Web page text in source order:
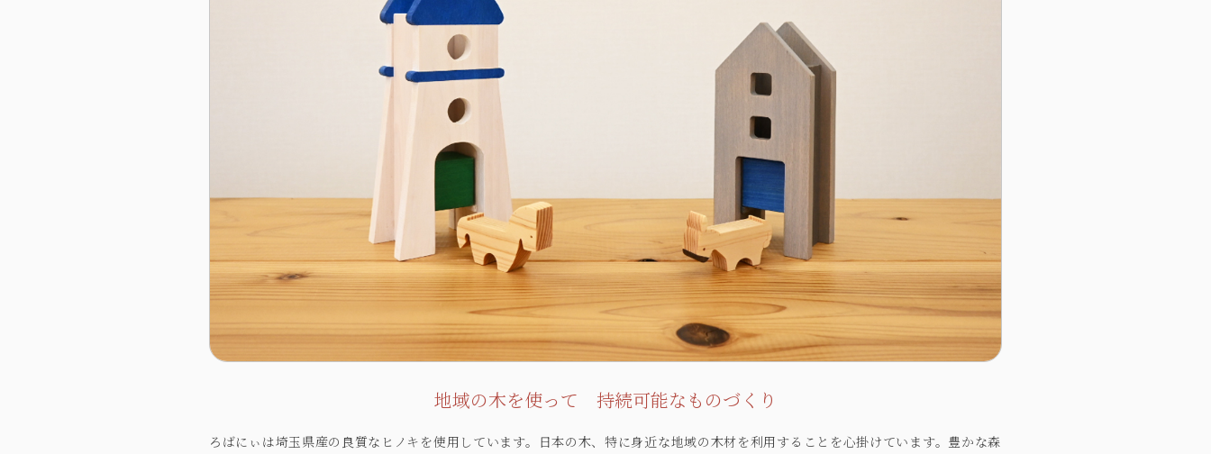
地域の木を使って 持続可能なものづくり
ろばにぃは埼玉県産の良質なヒノキを使用しています。日本の木、特に身近な地域の木材を利用することを心掛けています。豊かな森